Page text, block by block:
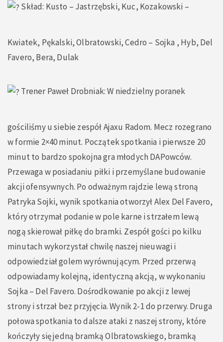
Skład: Kusto – Jastrzębski, Kuc, Kozakowski –
Kwiatek, Pękalski, Olbratowski, Cedro – Sojka , Hyb, Del
Favero, Bera, Dulak
Trener Paweł Drobniak: W niedzielny poranek
gościliśmy u siebie zespół Ajaxu Radom. Mecz rozegrano
w formie 2×40 minut. Początek spotkania i pierwsze 20
minut to bardzo spokojna gra młodych DAPowców.
Przewaga w posiadaniu piłki i przemyślane budowanie
akcji ofensywnych. Po odważnym rajdzie lewą stroną
Patryka Sojki, wynik spotkania otworzył Alex Del Favero,
który otrzymał podanie w pole karne i strzałem lewą
nogą skierował piłkę do bramki. Zespół gości po kilku
minutach wykorzystał chwilę naszej nieuwagi i
odpowiedział golem wyrównującym. Przed przerwą
odpowiadamy kolejną, identyczną akcją, w wykonaniu
Sojka – Del Favero. Dośrodkowanie po akcji z lewej
strony i strzał bez przyjęcia. Wynik 2-1 do przerwy. Druga
połowa spotkania to dalsze ataki z naszej strony, które
kończyły się jedną bramką Olbratowskiego, bramką